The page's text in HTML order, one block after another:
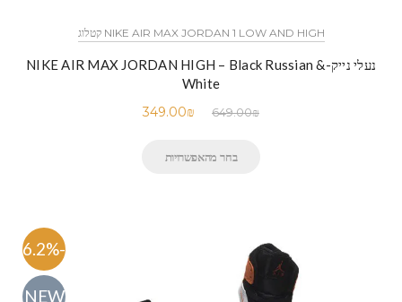
NIKE AIR MAX JORDAN 1 LOW AND HIGH קטלוג
נעלי נייק-NIKE AIR MAX JORDAN HIGH – Black Russian &
White
649.00₪
349.00₪
בחר מהאפשרויות
-46.2%
NEW